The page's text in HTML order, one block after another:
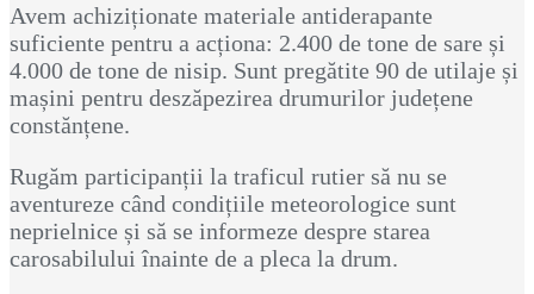
Avem achiziționate materiale antiderapante
suficiente pentru a acționa: 2.400 de tone de sare și
4.000 de tone de nisip. Sunt pregătite 90 de utilaje și
mașini pentru deszăpezirea drumurilor județene
constănțene.
Rugăm participanții la traficul rutier să nu se
aventureze când condițiile meteorologice sunt
neprielnice și să se informeze despre starea
carosabilului înainte de a pleca la drum.